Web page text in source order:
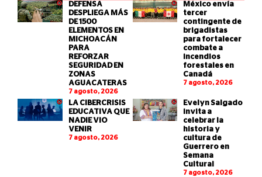
DEFENSA
DESPLIEGA MÁS
DE 1500
ELEMENTOS EN
MICHOACÁN
PARA
REFORZAR
SEGURIDAD EN
ZONAS
AGUACATERAS
7 agosto, 2026
México envía
tercer
contingente de
brigadistas
para fortalecer
combate a
incendios
forestales en
Canadá
7 agosto, 2026
LA CIBERCRISIS
EDUCATIVA QUE
NADIE VIO
VENIR
7 agosto, 2026
Evelyn Salgado
invita a
celebrar la
historia y
cultura de
Guerrero en
Semana
Cultural
7 agosto, 2026